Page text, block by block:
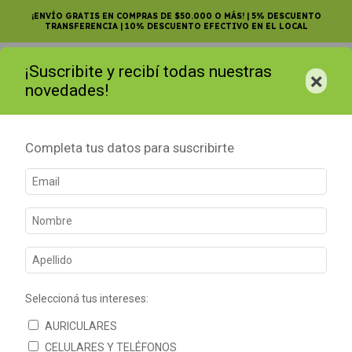
¡ENVÍO GRATIS EN COMPRAS DE $50.000 O MÁS! | 5% DESCUENTO
TRANSFERENCIA | 10% DESCUENTO EFECTIVO EN EL LOCAL
¡Suscribite y recibí todas nuestras
novedades!
×
Completa tus datos para suscribirte
Seleccioná tus intereses:
AURICULARES
CELULARES Y TELÉFONOS